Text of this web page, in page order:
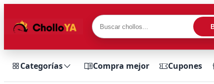
Categorías Compra mejor Cupones